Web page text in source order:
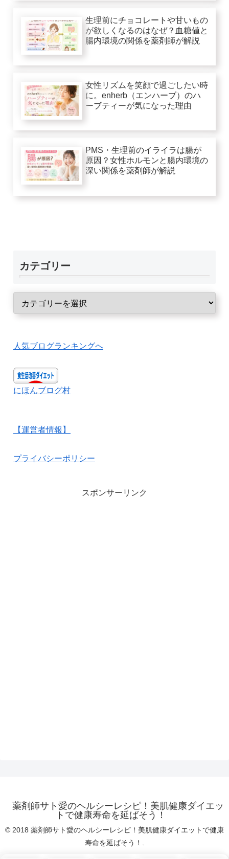
生理前にチョコレートや甘いもの
が欲しくなるのはなぜ？血糖値と
腸内環境の関係を薬剤師が解説
女性リズムを笑顔で過ごしたい時
に。enherb（エンハーブ）のハ
ーブティーが気になった理由
PMS・生理前のイライラは腸が
原因？女性ホルモンと腸内環境の
深い関係を薬剤師が解説
カテゴリー
人気ブログランキングへ
にほんブログ村
【運営者情報】
プライバシーポリシー
スポンサーリンク
薬剤師サト愛のヘルシーレシピ！美肌健康ダイエッ
トで健康寿命を延ばそう！
© 2018 薬剤師サト愛のヘルシーレシピ！美肌健康ダイエットで健康
寿命を延ばそう！.